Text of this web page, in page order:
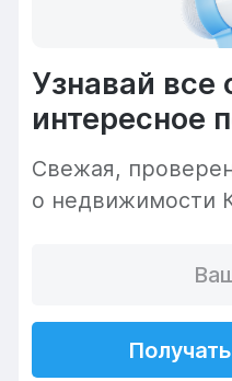
Узнавай все
интересное
Cвежая,
о недвижимости